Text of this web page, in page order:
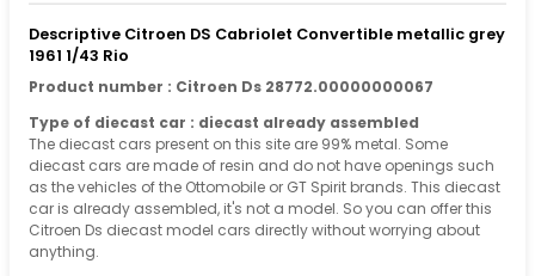
Descriptive Citroen DS Cabriolet Convertible metallic grey
1961 1/43 Rio
Product number : Citroen Ds 28772.00000000067
Type of diecast car : diecast already assembled
The diecast cars present on this site are 99% metal. Some
diecast cars are made of resin and do not have openings such
as the vehicles of the Ottomobile or GT Spirit brands. This diecast
car is already assembled, it's not a model. So you can offer this
Citroen Ds diecast model cars directly without worrying about
anything.